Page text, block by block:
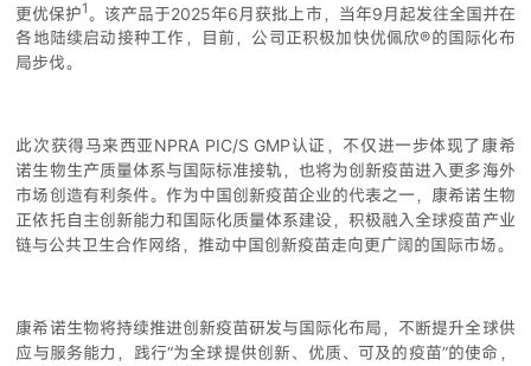
更优保护1 。该产品于2025年6月获批上市，当年9月起发往全国并在
各地陆续启动接种工作，目前，公司正积极加快优佩欣®的国际化布
局步伐。
此次获得马来西亚NPRA PIC/S GMP认证，不仅进一步体现了康希
诺生物生产质量体系与国际标准接轨，也将为创新疫苗进入更多海外
市场创造有利条件。作为中国创新疫苗企业的代表之一，康希诺生物
正依托自主创新能力和国际化质量体系建设，积极融入全球疫苗产业
链与公共卫生合作网络，推动中国创新疫苗走向更广阔的国际市场。
康希诺生物将持续推进创新疫苗研发与国际化布局，不断提升全球供
应与服务能力，践行“为全球提供创新、优质、可及的疫苗”的使命，